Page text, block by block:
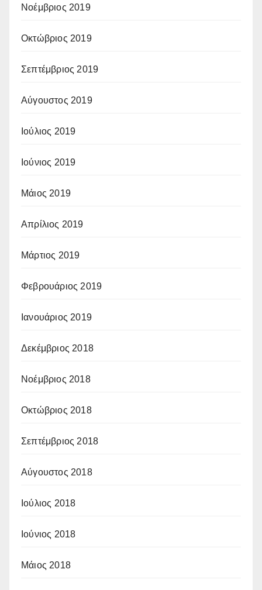
Νοέμβριος 2019
Οκτώβριος 2019
Σεπτέμβριος 2019
Αύγουστος 2019
Ιούλιος 2019
Ιούνιος 2019
Μάιος 2019
Απρίλιος 2019
Μάρτιος 2019
Φεβρουάριος 2019
Ιανουάριος 2019
Δεκέμβριος 2018
Νοέμβριος 2018
Οκτώβριος 2018
Σεπτέμβριος 2018
Αύγουστος 2018
Ιούλιος 2018
Ιούνιος 2018
Μάιος 2018